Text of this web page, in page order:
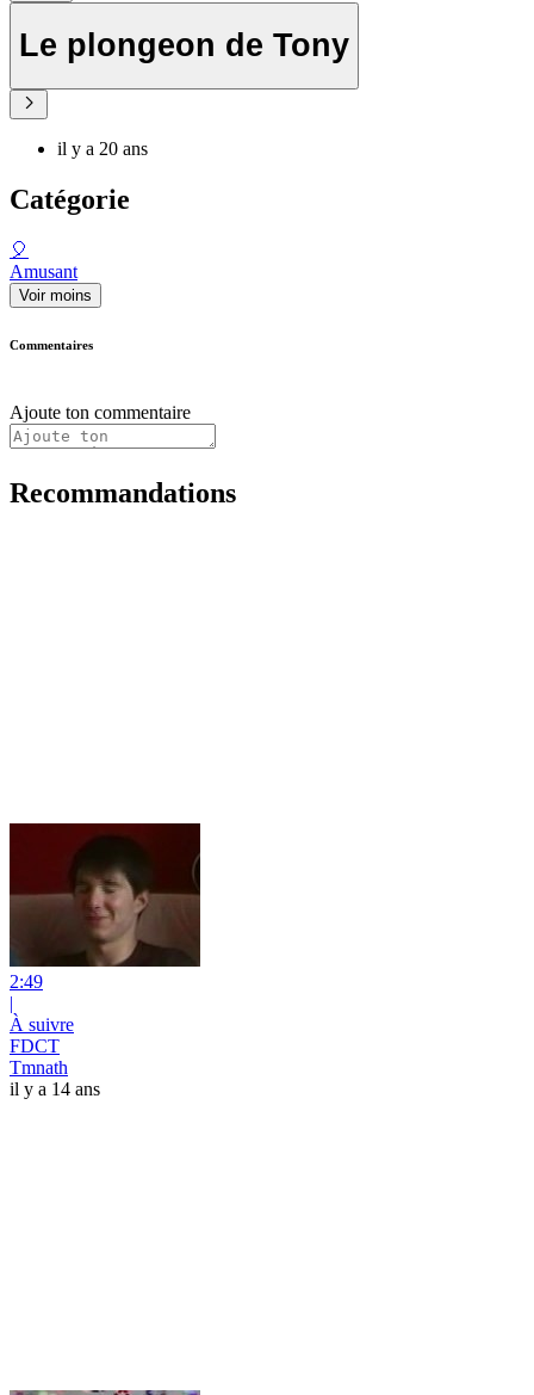
Le plongeon de Tony
il y a 20 ans
Catégorie
🎈
Amusant
Voir moins
Commentaires
Ajoute ton commentaire
Recommandations
2:49
|
À suivre
FDCT
Tmnath
il y a 14 ans